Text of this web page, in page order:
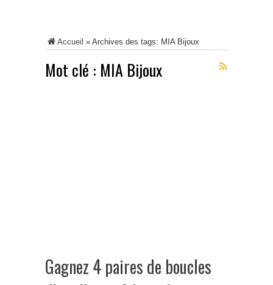
Accueil » Archives des tags: MIA Bijoux
Mot clé : MIA Bijoux
Gagnez 4 paires de boucles